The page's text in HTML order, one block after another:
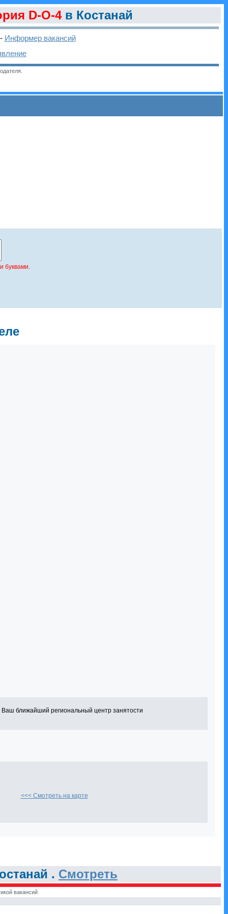
D-O-4в Костанай
Информер вакансий
буквами.
ближайший региональный центр занятости
<<< Смотреть на карте
. Смотреть
вакансий